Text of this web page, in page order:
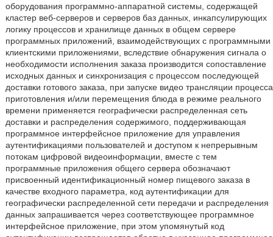
оборудования программно-аппаратной системы, содержащей
кластер веб-серверов и серверов баз данных, инкапсулирующих
логику процессов и хранилище данных в общем сервере
программных приложений, взаимодействующих с программными
клиентскими приложениями, вследствие обнаружения сигнала о
необходимости исполнения заказа производится сопоставление
исходных данных и синхронизация с процессом последующей
доставки готового заказа, при запуске видео трансляции процесса
приготовления и/или перемещения блюда в режиме реального
времени применяется географически распределенная сеть
доставки и распределения содержимого, поддерживающая
программное интерфейсное приложение для управления
аутентификациями пользователей и доступом к непрерывным
потокам цифровой видеоинформации, вместе с тем
программные приложения общего сервера обозначают
присвоенный идентификационный номер пищевого заказа в
качестве входного параметра, код аутентификации для
географически распределенной сети передачи и распределения
данных запрашивается через соответствующее программное
интерфейсное приложение, при этом упомянутый код